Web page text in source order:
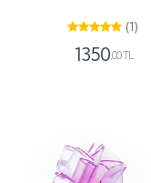
(1)
1350,00 TL